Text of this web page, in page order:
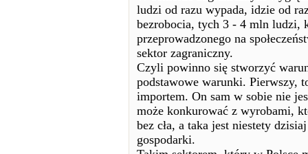
ludzi od razu wypada, idzie od
bezrobocia, tych 3 - 4 mln ludzi,
przeprowadzonego na
sektor zagraniczny.
Czyli powinno się stworzyć
podstawowe warunki. Pierwszy,
importem. On sam w sobie nie
może konkurować z wyrobami,
bez cła, a taka jest niestety
gospodarki.